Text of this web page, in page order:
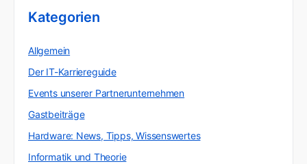
Kategorien
Allgemein
Der IT-Karriereguide
Events unserer Partnerunternehmen
Gastbeiträge
Hardware: News, Tipps, Wissenswertes
Informatik und Theorie